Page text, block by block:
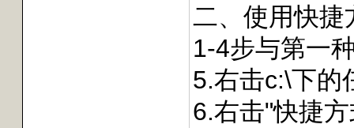
二、使用快
1-4步与第一
5.右击c:\下的
6.右击"快捷